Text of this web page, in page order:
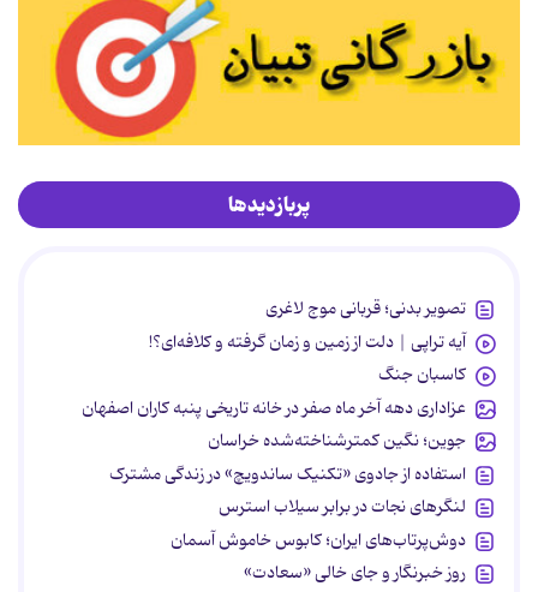
پربازدیدها
تصویر بدنی؛ قربانی موج لاغری
آیه تراپی | دلت از زمین و زمان گرفته و کلافه‌ای؟!
کاسبان جنگ
عزاداری دهه آخر ماه صفر در خانه تاریخی پنبه کاران اصفهان
جوین؛ نگین کمترشناخته‌شده خراسان
استفاده از جادوی «تکنیک ساندویچ» در زندگی مشترک
لنگرهای نجات در برابر سیلاب استرس
دوش‌پرتاب‌های ایران؛ کابوس خاموش آسمان
روز خبرنگار و جای خالی «سعادت»